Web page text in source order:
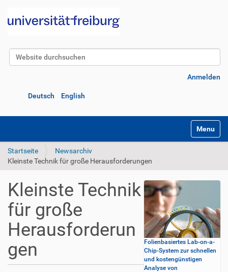
Website durchsuchen
Anmelden
Deutsch English
Startseite
Newsarchiv
Kleinste Technik für große Herausforderungen
Folienbasiertes Lab-on-a-
Chip-System zur schnellen
und kostengünstigen
Analyse von
Kleinste Technik
für große
Herausforderun
gen